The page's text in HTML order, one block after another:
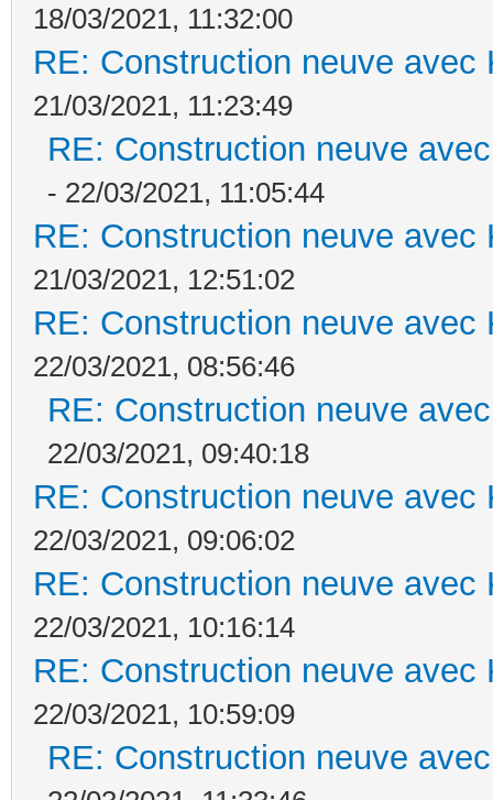
18/03/2021, 11:32:00
RE: Construction neuve avec
21/03/2021, 11:23:49
RE: Construction neuve
- 22/03/2021, 11:05:44
RE: Construction neuve avec
21/03/2021, 12:51:02
RE: Construction neuve avec
22/03/2021, 08:56:46
RE: Construction neuve
22/03/2021, 09:40:18
RE: Construction neuve avec
22/03/2021, 09:06:02
RE: Construction neuve avec
22/03/2021, 10:16:14
RE: Construction neuve avec
22/03/2021, 10:59:09
RE: Construction neuve